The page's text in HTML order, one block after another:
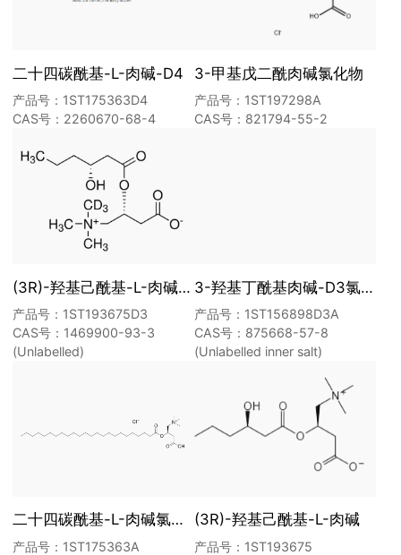
二十四碳酰基-L-肉碱-D4
产品号：1ST175363D4
CAS号：2260670-68-4
3-甲基戊二酰肉碱氯化物
产品号：1ST197298A
CAS号：821794-55-2
(3R)-羟基己酰基-L-肉碱-D3
产品号：1ST193675D3
CAS号：1469900-93-3
(Unlabelled)
3-羟基丁酰基肉碱-D3氯化物
产品号：1ST156898D3A
CAS号：875668-57-8
(Unlabelled inner salt)
二十四碳酰基-L-肉碱氯化物
产品号：1ST175363A
(3R)-羟基己酰基-L-肉碱
产品号：1ST193675